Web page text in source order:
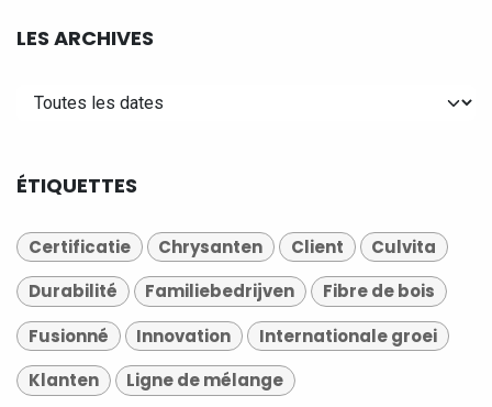
LES ARCHIVES
ÉTIQUETTES
Certificatie Chrysanten Client
Culvita
Durabilité
Familiebedrijven
Fibre de bois
Fusionné
Innovation
Internationale groei
Klanten
Ligne de mélange